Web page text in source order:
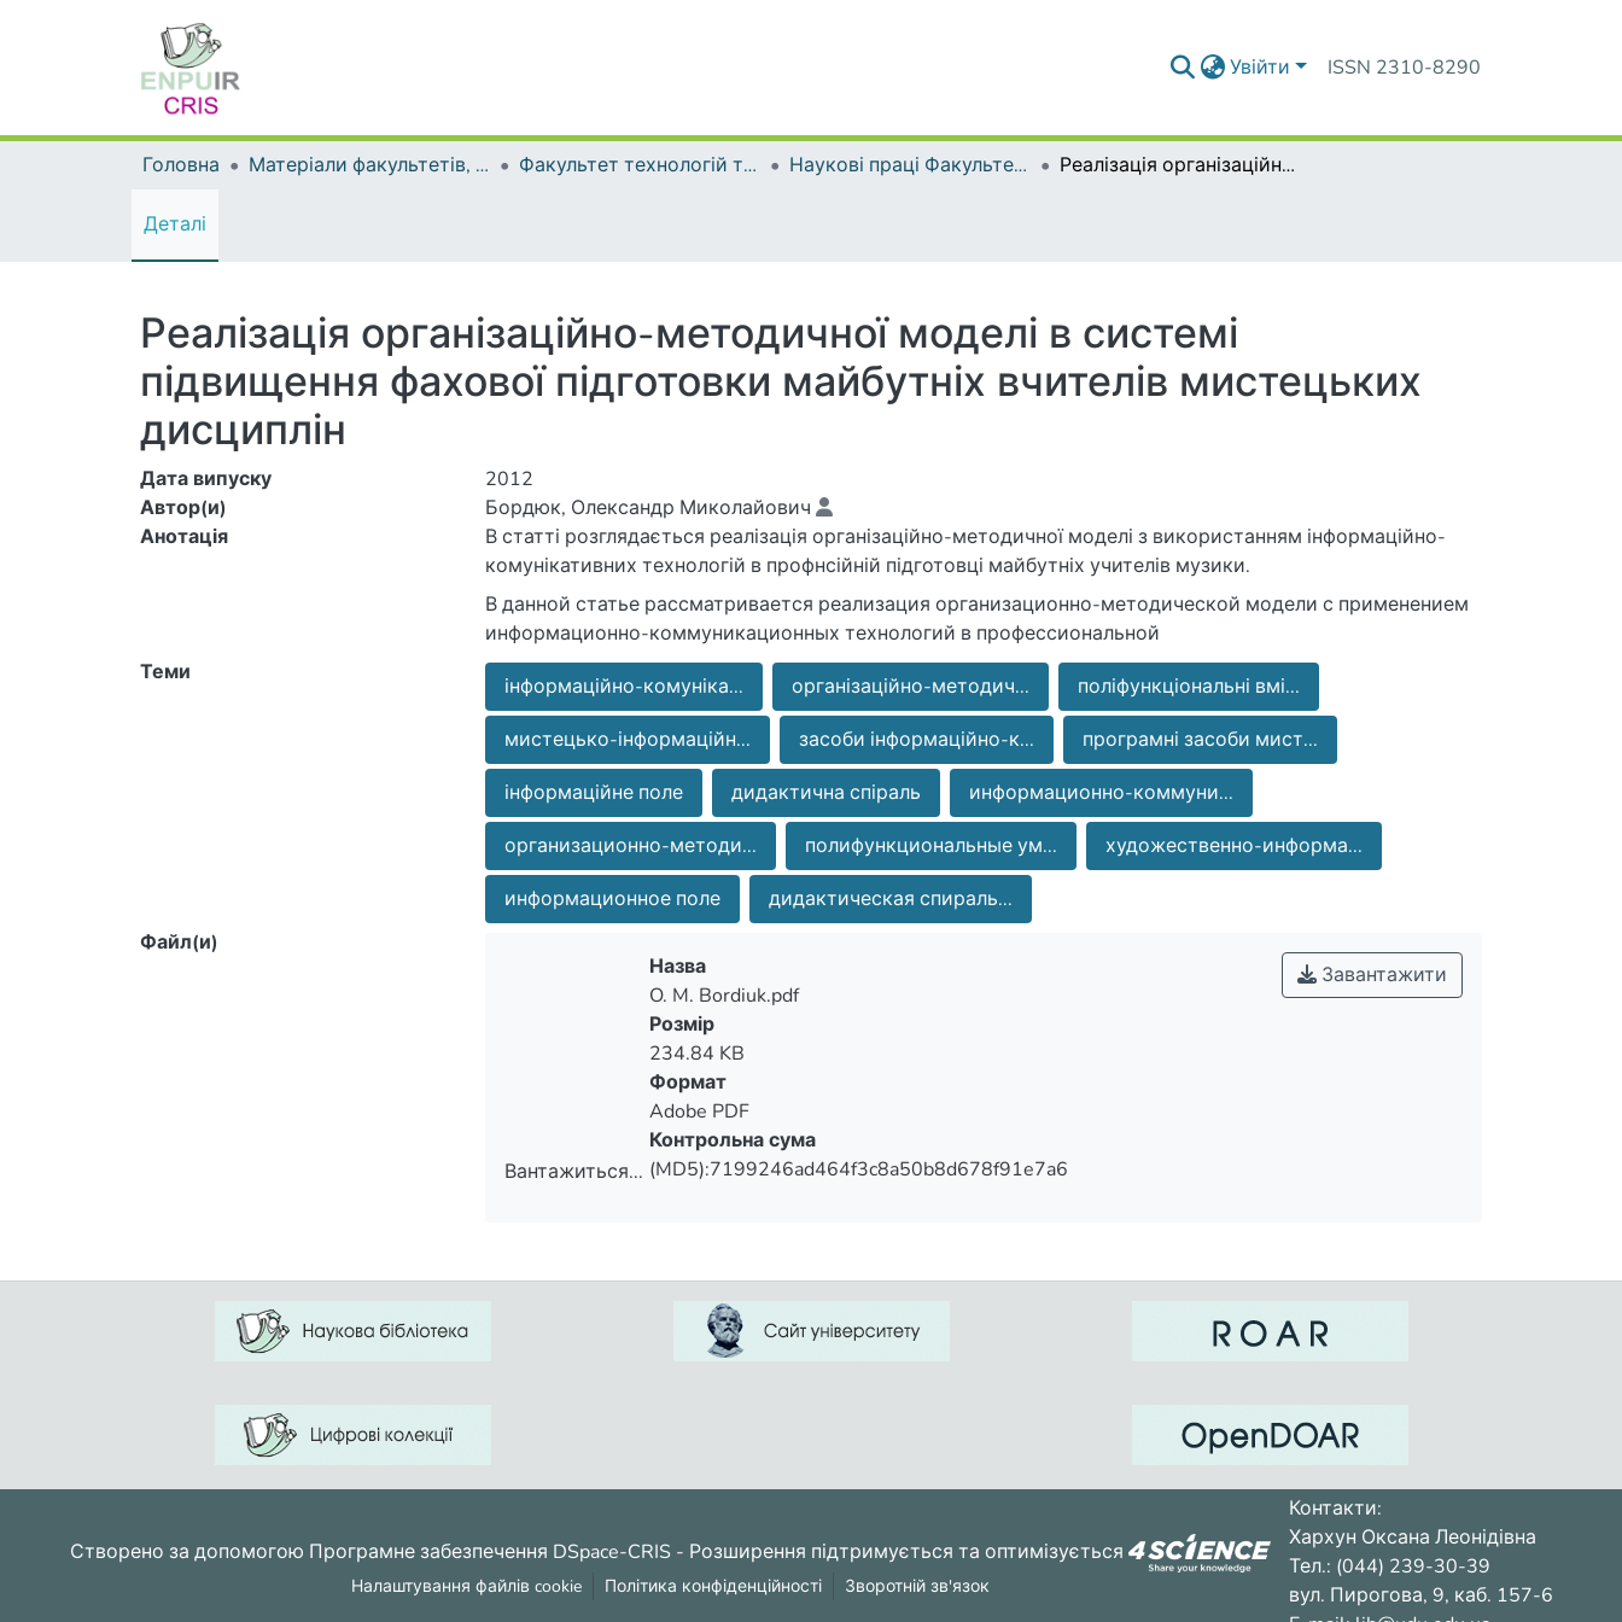
Увійти ISSN 2310-8290
Головна Матеріали факультетів, інститутів, підрозділів Факультет технологій та дизайну Наукові праці Факультету технологій та дизайну Реалізація організаційно-методичної моделі в системі підвищення фахової підготовки майбутніх вчителів мистецьких дисциплін
Деталі
Реалізація організаційно-методичної моделі в системі
підвищення фахової підготовки майбутніх вчителів мистецьких
дисциплін
Дата випуску
2012
Автор(и)
Бордюк, Олександр Миколайович
Анотація
В статті розглядається реалізація організаційно-методичної моделі з використанням інформаційно-
комунікативних технологій в профнсійній підготовці майбутніх учителів музики.
В данной статье рассматривается реализация организационно-методической модели с применением
информационно-коммуникационных технологий в профессиональной
Теми
інформаційно-комуніка... організаційно-методич...
поліфункціональні вмі...
мистецько-інформаційн...
засоби інформаційно-к...
програмні засоби мист...
інформаційне поле
дидактична спіраль
информационно-коммуни...
организационно-методи...
полифункциональные ум...
художественно-информа...
информационное поле
дидактическая спираль...
Файл(и)
Вантажиться...
Завантажити
Назва
O. M. Bordiuk.pdf
Розмір
234.84 KB
Формат
Adobe PDF
Контрольна сума
(MD5):7199246ad464f3c8a50b8d678f91e7a6
Створено за допомогою Програмне забезпечення DSpace-CRIS - Розширення підтримується та оптимізується
Налаштування файлів cookie Політика конфіденційності Зворотній зв'язок
Контакти:
Хархун Оксана Леонідівна
Тел.: (044) 239-30-39
вул. Пирогова, 9, каб. 157-6